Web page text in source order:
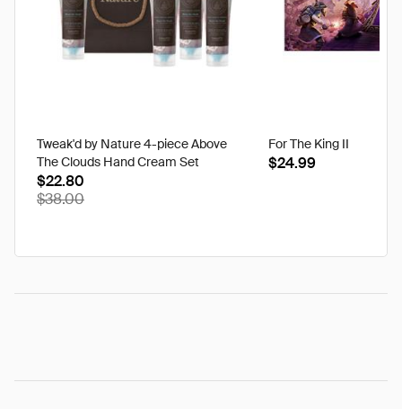
Tweak'd by Nature 4-piece Above
The Clouds Hand Cream Set
$22.80
$38.00
For The King II
$24.99